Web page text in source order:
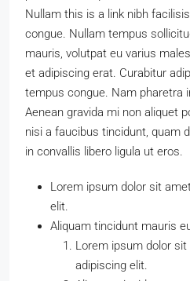
Nullam this is a link nibh
congue. Nullam tempus
mauris, volutpat eu varius
et adipiscing erat. Curabitur
tempus congue. Nam pharetra
Aenean gravida mi non aliquet
nisi a faucibus tincidunt, quam
in convallis libero ligula ut eros.
Lorem ipsum dolor sit
elit.
Aliquam tincidunt mauris
Lorem ipsum dolor
adipiscing elit.